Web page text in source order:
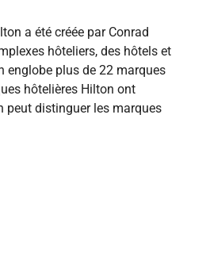
a été créée par Conrad
hôteliers, des hôtels et
englobe plus de 22 marques
hôtelières Hilton ont
peut distinguer les marques